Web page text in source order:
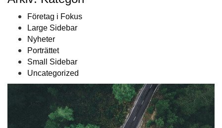
Företag i Fokus
Large Sidebar
Nyheter
Porträttet
Small Sidebar
Uncategorized